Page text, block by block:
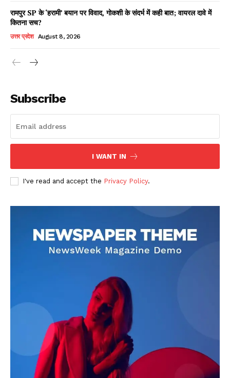
Read Latest News on AIN
DOWNLOAD NOW
AIN NEWS 1
Contact Us
About Us
Privacy Policy
Terms of Use Agreement
रामपुर SP के ‘हरामी’ बयान पर विवाद, गोकशी के संदर्भ में कही बात; वायरल दावे में
कितना सच?
उत्तर प्रदेश August 8, 2026
Subscribe
I WANT IN
I've read and accept the Privacy Policy.